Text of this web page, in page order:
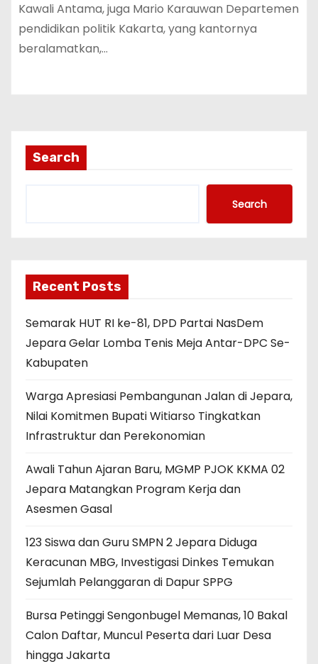
Kawali Antama, juga Mario Karauwan Departemen
pendidikan politik Kakarta, yang kantornya
beralamatkan,…
Search
Search
Recent Posts
Semarak HUT RI ke-81, DPD Partai NasDem
Jepara Gelar Lomba Tenis Meja Antar-DPC Se-
Kabupaten
Warga Apresiasi Pembangunan Jalan di Jepara,
Nilai Komitmen Bupati Witiarso Tingkatkan
Infrastruktur dan Perekonomian
Awali Tahun Ajaran Baru, MGMP PJOK KKMA 02
Jepara Matangkan Program Kerja dan
Asesmen Gasal
123 Siswa dan Guru SMPN 2 Jepara Diduga
Keracunan MBG, Investigasi Dinkes Temukan
Sejumlah Pelanggaran di Dapur SPPG
Bursa Petinggi Sengonbugel Memanas, 10 Bakal
Calon Daftar, Muncul Peserta dari Luar Desa
hingga Jakarta